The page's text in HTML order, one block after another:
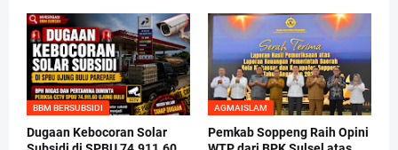
BBM BERSUBSIDI
Dugaan Kebocoran Solar
AGMAISLAM
Pemkab Soppeng Raih Opini